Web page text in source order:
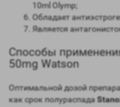
10ml Olymp;
Обладает
Является
Способы
50mg Watson
Оптимальной дозой
как срок полураспада